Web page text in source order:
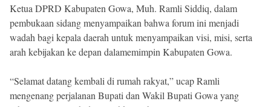
Ketua DPRD Kabupaten Gowa, Muh. Ramli Siddiq, dalam
pembukaan sidang menyampaikan bahwa forum ini menjadi
wadah bagi kepala daerah untuk menyampaikan visi, misi, serta
arah kebijakan ke depan dalamemimpin Kabupaten Gowa.
“Selamat datang kembali di rumah rakyat,” ucap Ramli
mengenang perjalanan Bupati dan Wakil Bupati Gowa yang